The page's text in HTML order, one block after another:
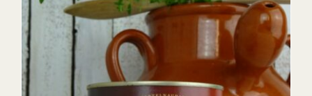
DETAILS